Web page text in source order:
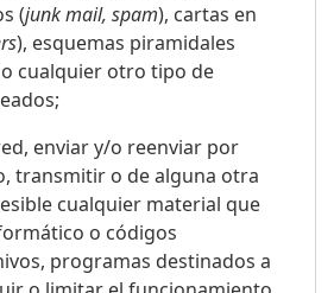
(junk mail, spam), cartas en
), esquemas piramidales
cualquier otro tipo de
enviar y/o reenviar por
transmitir o de alguna otra
cualquier material que
o códigos
programas destinados a